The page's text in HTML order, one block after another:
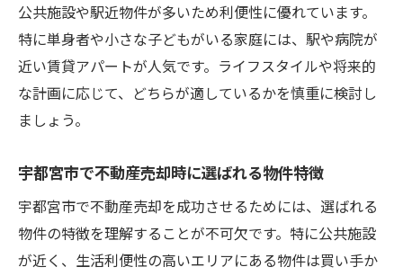
公共施設や駅近物件が多いため利便性に優れています。
特に単身者や小さな子どもがいる家庭には、駅や病院が
近い賃貸アパートが人気です。ライフスタイルや将来的
な計画に応じて、どちらが適しているかを慎重に検討し
ましょう。
宇都宮市で不動産売却時に選ばれる物件特徴
宇都宮市で不動産売却を成功させるためには、選ばれる
物件の特徴を理解することが不可欠です。特に公共施設
が近く、生活利便性の高いエリアにある物件は買い手か